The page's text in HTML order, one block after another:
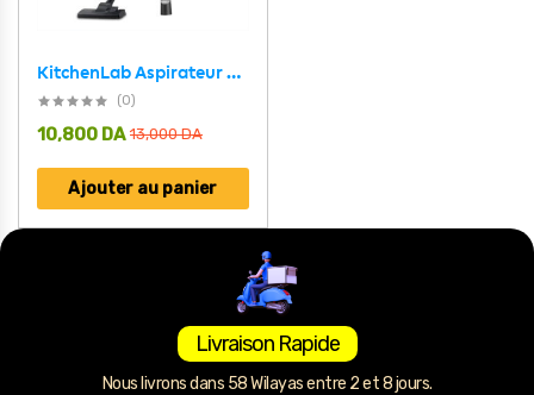
KitchenLab Aspirateur à main 4EN1 600W avec filtre HEPA – مكنسة أرضية كهربائية
(0)
13,000DA
10,800 DA
Ajouter au panier
Livraison Rapide
Nous livrons dans 58 Wilayas entre 2 et 8 jours.